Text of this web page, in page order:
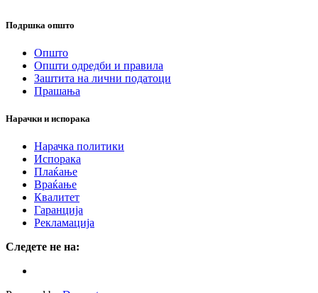
Подршка општо
Општо
Општи одредби и правила
Заштита на лични податоци
Прашања
Нарачки и испорака
Нарачка политики
Испорака
Плаќање
Враќање
Квалитет
Гаранција
Рекламација
Следете не на: